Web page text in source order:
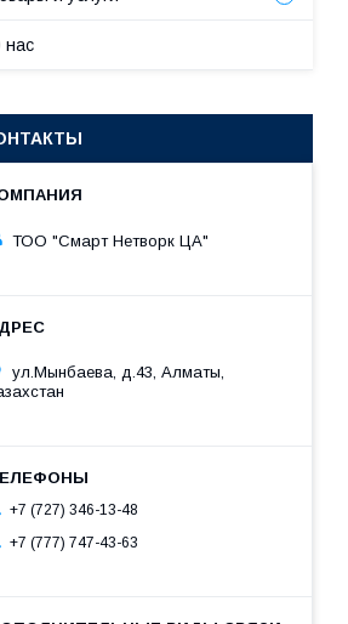
нас
ТОО "Смарт Нетворк ЦА"
ул.Мынбаева, д.43, Алматы,
+7 (727) 346-13-48
+7 (777) 747-43-63